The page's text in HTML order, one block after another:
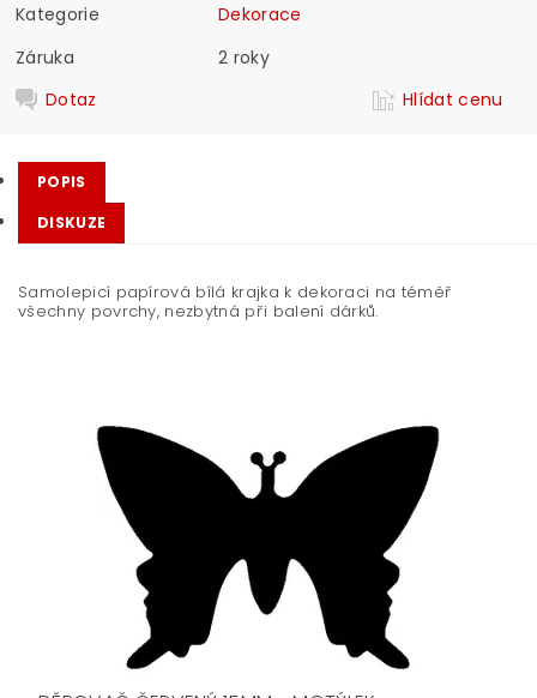
Kategorie
Dekorace
Záruka
2 roky
Dotaz
Hlídat cenu
POPIS
DISKUZE
Samolepicí papírová bílá krajka k dekoraci na téměř
všechny povrchy, nezbytná při balení dárků.